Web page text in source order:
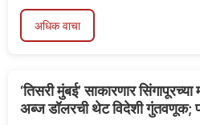
अधिक वाचा
‘तिसरी मुंबई’ साकारणार
अब्ज डॉलरची थेट विदेशी गुंतवणूक;